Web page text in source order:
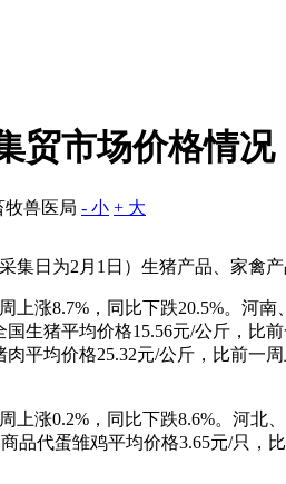
贸市场价格情况
兽医局 - 小 + 大
集日为2月1日）生猪产品、家禽
上涨8.7%，同比下跌20.5%。河
生猪平均价格15.56元/公斤，比
平均价格25.32元/公斤，比前
涨0.2%，同比下跌8.6%。河
品代蛋雏鸡平均价格3.65元/只